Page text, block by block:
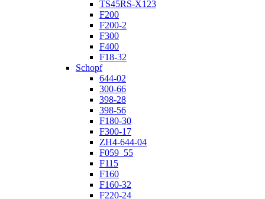
TS45RS-X123
F200
F200-2
F300
F400
F18-32
Schopf
644-02
300-66
398-28
398-56
F180-30
F300-17
ZH4-644-04
F059_55
F115
F160
F160-32
F220-24